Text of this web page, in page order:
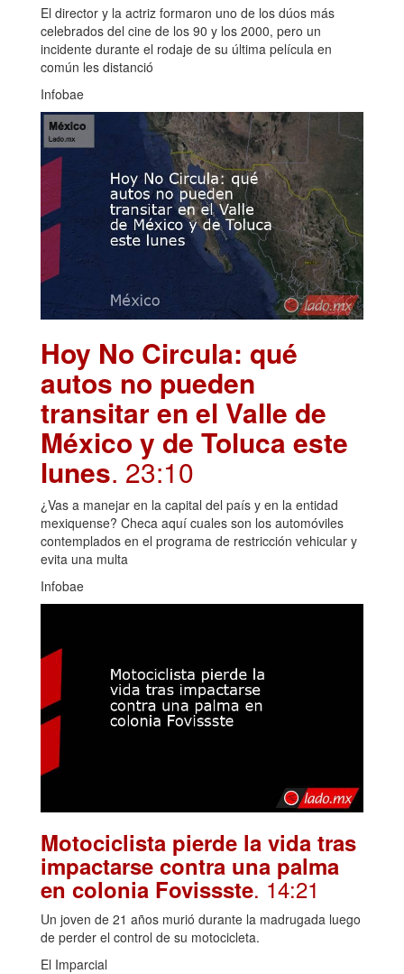
El director y la actriz formaron uno de los dúos más
celebrados del cine de los 90 y los 2000, pero un
incidente durante el rodaje de su última película en
común les distanció
Infobae
Hoy No Circula: qué
autos no pueden
transitar en el Valle de
México y de Toluca este
lunes. 23:10
¿Vas a manejar en la capital del país y en la entidad
mexiquense? Checa aquí cuales son los automóviles
contemplados en el programa de restricción vehicular y
evita una multa
Infobae
Motociclista pierde la vida tras
impactarse contra una palma
en colonia Fovissste. 14:21
Un joven de 21 años murió durante la madrugada luego
de perder el control de su motocicleta.
El Imparcial